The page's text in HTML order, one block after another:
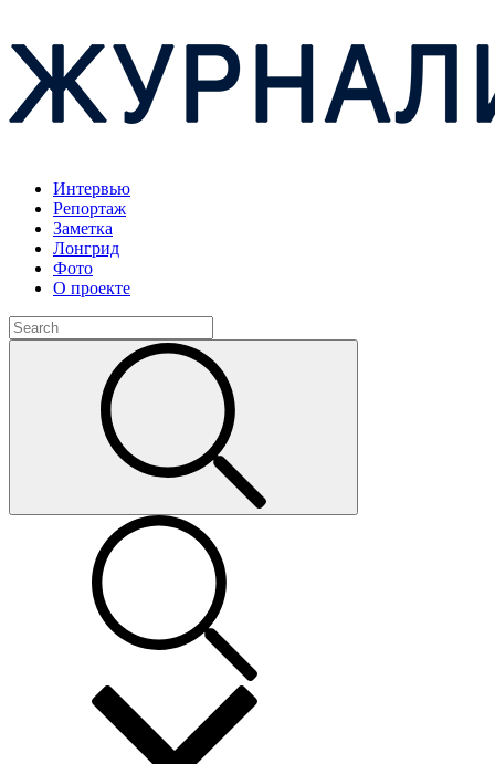
Интервью
Репортаж
Заметка
Лонгрид
Фото
О проекте